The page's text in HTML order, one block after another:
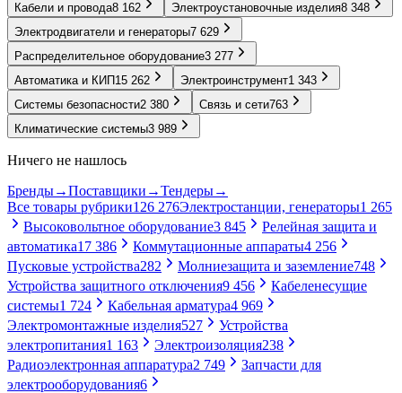
Кабели и провода8 162 Электроустановочные изделия8 348
Электродвигатели и генераторы7 629
Распределительное оборудование3 277
Автоматика и КИП 15 262 Электроинструмент1 343
Системы безопасности2 380 Связь и сети763
Климатические системы3 989
Ничего не нашлось
Бренды→Поставщики →Тендеры→
Все товары рубрики126 276Электростанции, генераторы1 265
Высоковольтное оборудование3 845
Релейная защита и
автоматика17 386 Коммутационные аппараты4 256
Пусковые устройства282 Молниезащита и заземление748
Устройства защитного отключения9 456
Кабеленесущие
системы1 724 Кабельная арматура4 969
Электромонтажные изделия527
Устройства
электропитания1 163 Электроизоляция238
Радиоэлектронная аппаратура2 749
Запчасти для
электрооборудования6